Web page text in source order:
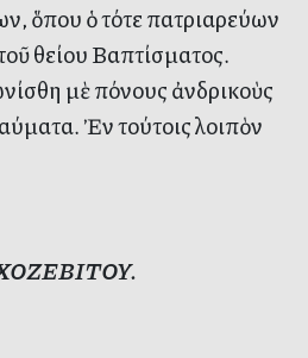
ὅπου ὁ τότε πατριαρεύων
θείου Βαπτίσματος.
μὲ πόνους ἀνδρικοὺς
Ἐν τούτοις λοιπὸν
ΧΟΖΕΒΙΤΟΥ.